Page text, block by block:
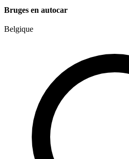
Bruges en autocar
Belgique